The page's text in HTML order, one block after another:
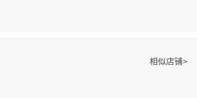
相似店铺>